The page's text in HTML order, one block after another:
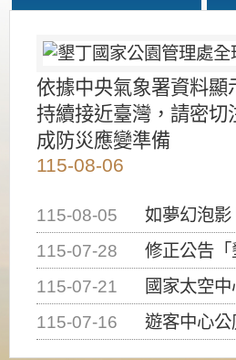
依據中央氣象署資料顯
持續接近臺灣，請密切
成防災應變準備
115-08-06
115-08-05
如夢幻泡
115-07-28
修正公告「墾丁國家公園限制水域遊
115-07-21
國家太空中心為辦理2026台灣盃火箭競賽
115-07-16
遊客中心公